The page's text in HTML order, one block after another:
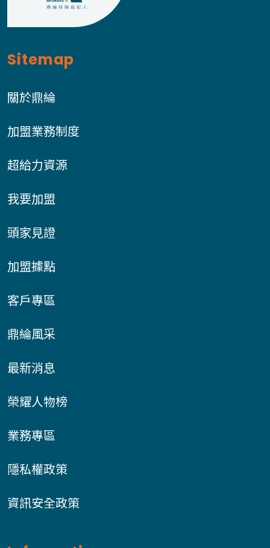
Sitemap
關於鼎綸
加盟業務制度
超給力資源
我要加盟
頭家見證
加盟據點
客戶專區
鼎綸風采
最新消息
榮耀人物榜
業務專區
隱私權政策
資訊安全政策